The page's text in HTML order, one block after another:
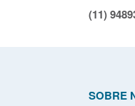
(11)
SOBRE